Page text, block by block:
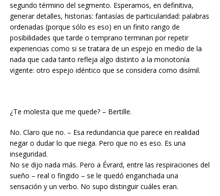
segundo término del segmento. Esperamos, en definitiva,
generar detalles, historias: fantasías de particularidad: palabras
ordenadas (porque sólo es eso) en un finito rango de
posibilidades que tarde o temprano terminan por repetir
experiencias como si se tratara de un espejo en medio de la
nada que cada tanto refleja algo distinto a la monotonía
vigente: otro espejo idéntico que se considera como disímil.
¿Te molesta que me quede? – Bertille.
No. Claro que no. – Esa redundancia que parece en realidad
negar o dudar lo que niega. Pero que no es eso. Es una
inseguridad.
No se dijo nada más. Pero a Évrard, entre las respiraciones del
sueño – real o fingido – se le quedó enganchada una
sensación y un verbo. No supo distinguir cuáles eran.